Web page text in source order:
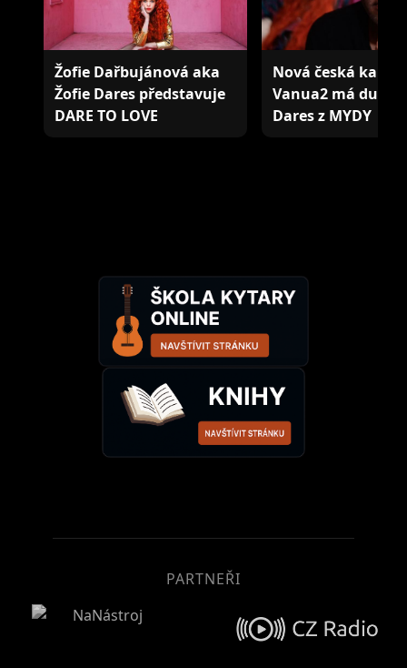
Žofie Dařbujánová aka
Žofie Dares představuje
DARE TO LOVE
Nová česká kapela
Vanua2 má duet
Dares z MYDY
PARTNEŘI